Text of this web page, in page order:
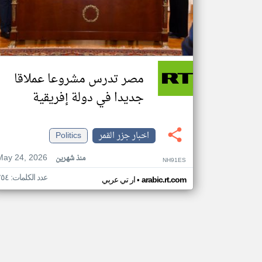
مصر تدرس مشروعا عملاقا
جديدا في دولة إفريقية
اخبار جزر القمر
Politics
24, 2026
منذ شهرين NH91ES
ار تي عربي• arabic.rt.com عدد الكلمات: ٢٥٤